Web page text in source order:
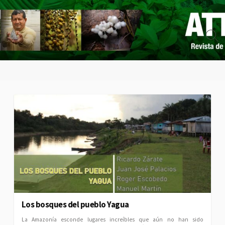
Skip
to
content
Los bosques del pueblo Yagua
La Amazonía esconde lugares increíbles que aún no han sido